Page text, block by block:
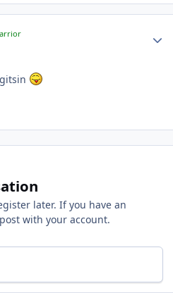
later. If you have an
with your account.